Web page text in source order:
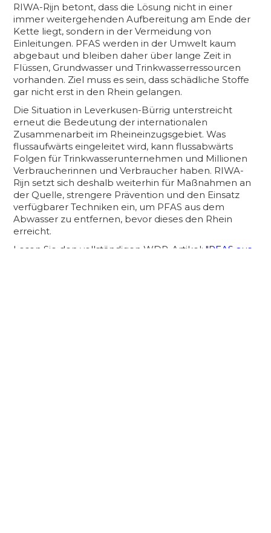
RIWA-Rijn betont, dass die Lösung nicht in einer
immer weitergehenden Aufbereitung am Ende der
Kette liegt, sondern in der Vermeidung von
Einleitungen. PFAS werden in der Umwelt kaum
abgebaut und bleiben daher über lange Zeit in
Flüssen, Grundwasser und Trinkwasserressourcen
vorhanden. Ziel muss es sein, dass schädliche Stoffe
gar nicht erst in den Rhein gelangen.
Die Situation in Leverkusen-Bürrig unterstreicht
erneut die Bedeutung der internationalen
Zusammenarbeit im Rheineinzugsgebiet. Was
flussaufwärts eingeleitet wird, kann flussabwärts
Folgen für Trinkwasserunternehmen und Millionen
Verbraucherinnen und Verbraucher haben. RIWA-
Rijn setzt sich deshalb weiterhin für Maßnahmen an
der Quelle, strengere Prävention und den Einsatz
verfügbarer Techniken ein, um PFAS aus dem
Abwasser zu entfernen, bevor dieses den Rhein
erreicht.
Lesen Sie den vollständigen WDR-Artikel:"PFAS aus